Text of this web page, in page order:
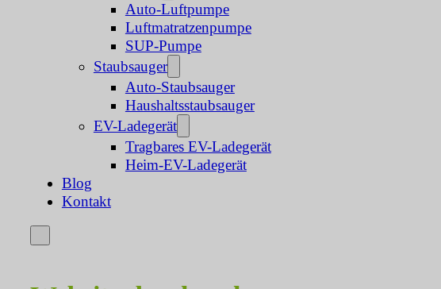
Auto-Luftpumpe
Luftmatratzenpumpe
SUP-Pumpe
Staubsauger
Auto-Staubsauger
Haushaltsstaubsauger
EV-Ladegerät
Tragbares EV-Ladegerät
Heim-EV-Ladegerät
Blog
Kontakt